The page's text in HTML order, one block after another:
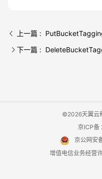
上一篇 :
下一篇 :
©2026天翼云
京ICP
京公网安
增值电信业务经营